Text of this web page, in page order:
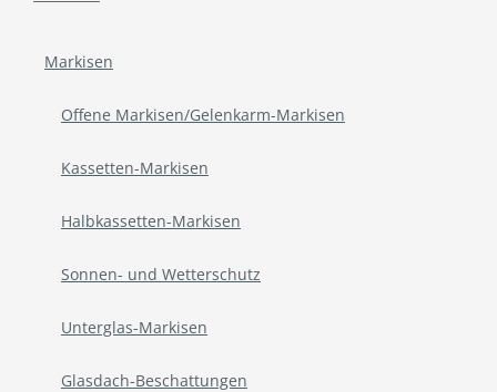
Markisen
Offene Markisen/Gelenkarm-Markisen
Kassetten-Markisen
Halbkassetten-Markisen
Sonnen- und Wetterschutz
Unterglas-Markisen
Glasdach-Beschattungen